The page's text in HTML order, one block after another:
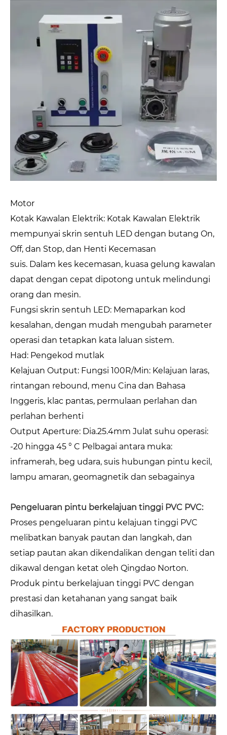
Motor
Kotak Kawalan Elektrik: Kotak Kawalan Elektrik
mempunyai skrin sentuh LED dengan butang On,
Off, dan Stop, dan Henti Kecemasan
suis. Dalam kes kecemasan, kuasa gelung kawalan
dapat dengan cepat dipotong untuk melindungi
orang dan mesin.
Fungsi skrin sentuh LED: Memaparkan kod
kesalahan, dengan mudah mengubah parameter
operasi dan tetapkan kata laluan sistem.
Had: Pengekod mutlak
Kelajuan Output: Fungsi 100R/Min: Kelajuan laras,
rintangan rebound, menu Cina dan Bahasa
Inggeris, klac pantas, permulaan perlahan dan
perlahan berhenti
Output Aperture: Dia.25.4mm Julat suhu operasi:
-20 hingga 45 ° C Pelbagai antara muka:
inframerah, beg udara, suis hubungan pintu kecil,
lampu amaran, geomagnetik dan sebagainya
Pengeluaran pintu berkelajuan tinggi PVC PVC:
Proses pengeluaran pintu kelajuan tinggi PVC
melibatkan banyak pautan dan langkah, dan
setiap pautan akan dikendalikan dengan teliti dan
dikawal dengan ketat oleh Qingdao Norton.
Produk pintu berkelajuan tinggi PVC dengan
prestasi dan ketahanan yang sangat baik
dihasilkan.